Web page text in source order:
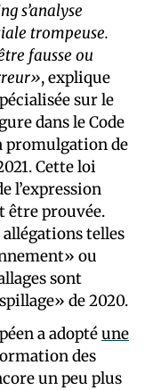
s’analyse
trompeuse.
fausse ou
, explique
sur le
dans le Code
promulgation de
Cette loi
l’expression
être prouvée.
allégations telles
ou
sont
de 2020.
a adoptéune
des
un peu plus